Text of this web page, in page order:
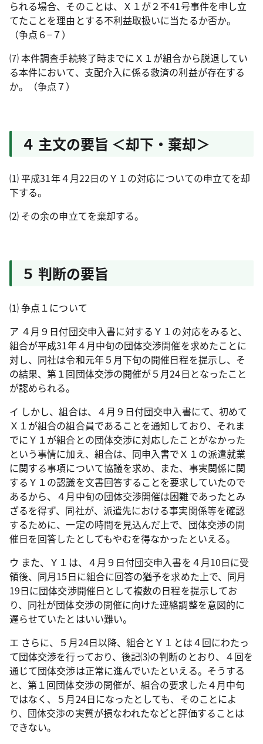
られる場合、そのことは、Ｘ１が２不41号事件を申し立
てたことを理由とする不利益取扱いに当たるか否か。
（争点６−７）
⑺ 本件調査手続終了時までにＸ１が組合から脱退してい
る本件において、支配介入に係る救済の利益が存在する
か。（争点７）
４ 主文の要旨 ＜却下・棄却＞
⑴ 平成31年４月22日のＹ１の対応についての申立てを却
下する。
⑵ その余の申立てを棄却する。
５ 判断の要旨
⑴ 争点１について
ア ４月９日付団交申入書に対するＹ１の対応をみると、
組合が平成31年４月中旬の団体交渉開催を求めたことに
対し、同社は令和元年５月下旬の開催日程を提示し、そ
の結果、第１回団体交渉の開催が５月24日となったこと
が認められる。
イ しかし、組合は、４月９日付団交申入書にて、初めて
Ｘ１が組合の組合員であることを通知しており、それま
でにＹ１が組合との団体交渉に対応したことがなかった
という事情に加え、組合は、同申入書でＸ１の派遣就業
に関する事項について協議を求め、また、事実関係に関
するＹ１の認識を文書回答することを要求していたので
あるから、４月中旬の団体交渉開催は困難であったとみ
ざるを得ず、同社が、派遣先における事実関係等を確認
するために、一定の時間を見込んだ上で、団体交渉の開
催日を回答したとしてもやむを得なかったといえる。
ウ また、Ｙ１は、４月９日付団交申入書を４月10日に受
領後、同月15日に組合に回答の猶予を求めた上で、同月
19日に団体交渉開催日として複数の日程を提示してお
り、同社が団体交渉の開催に向けた連絡調整を意図的に
遅らせていたとはいい難い。
エ さらに、５月24日以降、組合とＹ１とは４回にわたっ
て団体交渉を行っており、後記⑶の判断のとおり、４回を
通じて団体交渉は正常に進んでいたといえる。そうする
と、第１回団体交渉の開催が、組合の要求した４月中旬
ではなく、５月24日になったとしても、そのことによ
り、団体交渉の実質が損なわれたなどと評価することは
できない。